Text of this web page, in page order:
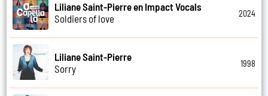
Liliane Saint-Pierre en Impact Vocals
Soldiers of love
2024
Liliane Saint-Pierre
Sorry
1998